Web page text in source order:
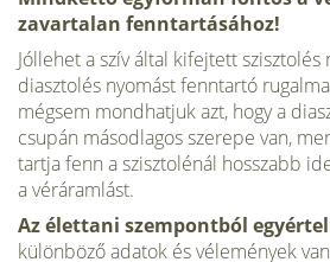
zavartalan fenntar­tásához!
Jóllehet a szív által kifejtett szisztolés
diasztolés nyomást fenntartó
mégsem mondhatjuk azt, hogy a
csupán másodlagos szerepe van,
tartja fenn a szisztolénál hosszabb
a vérá­ramlást.
Az élettani szempontból
különböző adatok és vélemények